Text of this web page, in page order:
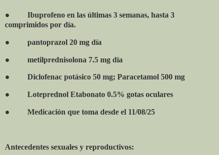
●
Ibuprofeno en las últimas 3 semanas, hasta 3
comprimidos por día.
● pantoprazol 20 mg día
● metilprednisolona 7.5 mg día
● Diclofenac potásico 50 mg; Paracetamol 500 mg
● Loteprednol Etabonato 0.5% gotas oculares
● Medicación que toma desde el 11/08/25
Antecedentes sexuales y reproductivos: